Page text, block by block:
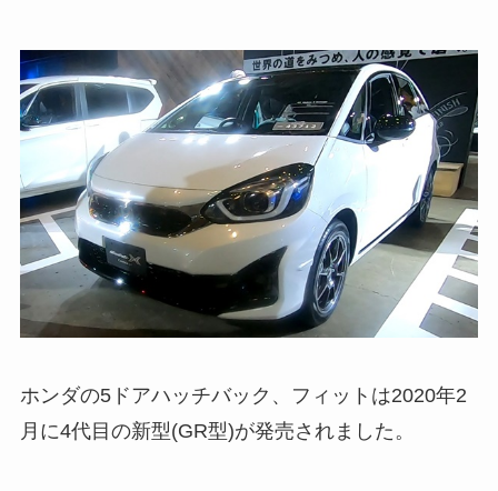
ホンダの5ドアハッチバック、フィットは2020年2
月に4代目の新型(GR型)が発売されました。